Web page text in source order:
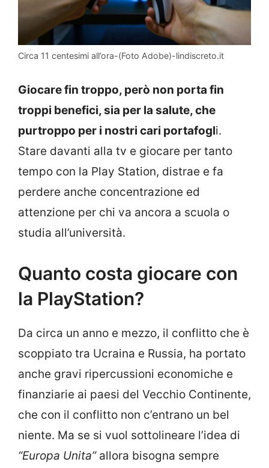
Circa 11 centesimi all’ora-(Foto Adobe)-lindiscreto.it
Giocare fin troppo, però non porta fin
troppi benefici, sia per la salute, che
purtroppo per i nostri cari portafogli.
Stare davanti alla tv e giocare per tanto
tempo con la Play Station, distrae e fa
perdere anche concentrazione ed
attenzione per chi va ancora a scuola o
studia all’università.
Quanto costa giocare con
la PlayStation?
Da circa un anno e mezzo, il conflitto che è
scoppiato tra Ucraina e Russia, ha portato
anche gravi ripercussioni economiche e
finanziarie ai paesi del Vecchio Continente,
che con il conflitto non c’entrano un bel
niente. Ma se si vuol sottolineare l’idea di
“Europa Unita”allora bisogna sempre